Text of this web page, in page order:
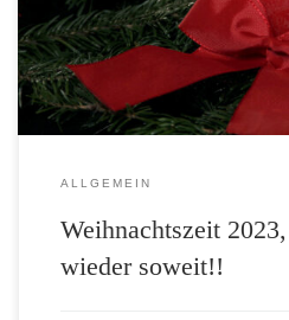
Text anklicken und downloaden.-
ALLGEMEIN
Weihnachtszeit
wieder soweit!!